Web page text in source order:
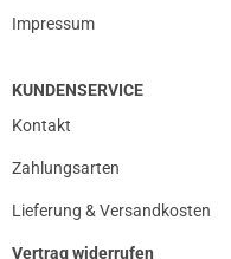
Impressum
KUNDENSERVICE
Kontakt
Zahlungsarten
Lieferung & Versandkosten
Vertrag widerrufen